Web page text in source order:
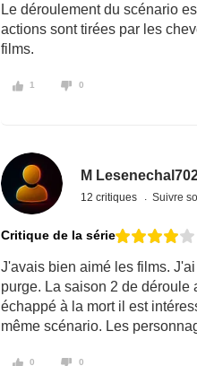
Le déroulement du scénario
actions sont tirées par les
films.
1 0
M
12 critiques Suivre
Critique de la série
J'avais bien aimé les films.
purge. La saison 2 de déroule
échappé à la mort il est
même scénario. Les
0 0